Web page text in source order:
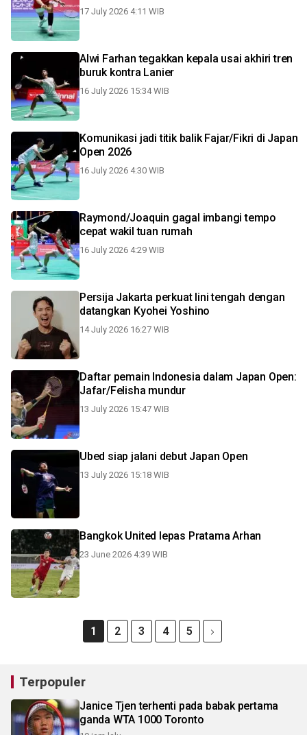
17 July 2026 4:11 WIB
Alwi Farhan tegakkan kepala usai akhiri tren
buruk kontra Lanier
16 July 2026 15:34 WIB
Komunikasi jadi titik balik Fajar/Fikri di Japan
Open 2026
16 July 2026 4:30 WIB
Raymond/Joaquin gagal imbangi tempo
cepat wakil tuan rumah
16 July 2026 4:29 WIB
Persija Jakarta perkuat lini tengah dengan
datangkan Kyohei Yoshino
14 July 2026 16:27 WIB
Daftar pemain Indonesia dalam Japan Open:
Jafar/Felisha mundur
13 July 2026 15:47 WIB
Ubed siap jalani debut Japan Open
13 July 2026 15:18 WIB
Bangkok United lepas Pratama Arhan
23 June 2026 4:39 WIB
1 2 3 4 5
Terpopuler
Janice Tjen terhenti pada babak pertama
ganda WTA 1000 Toronto